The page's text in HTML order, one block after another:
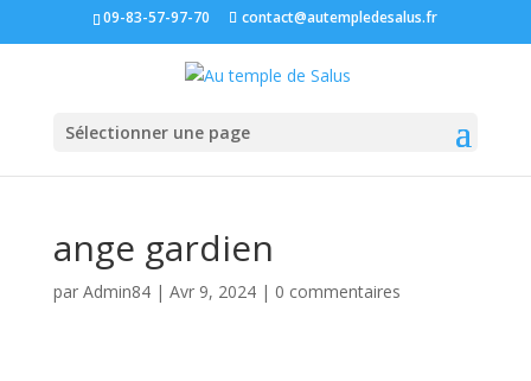
09-83-57-97-70 contact@autempledesalus.fr
Sélectionner une page
ange gardien
par Admin84| Avr 9, 2024| 0 commentaires